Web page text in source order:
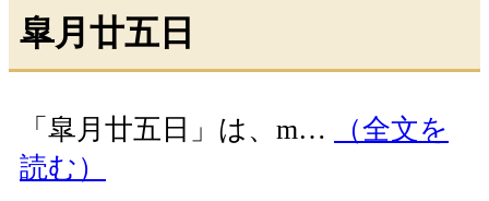
皐月廿五日
「皐月廿五日」は、m…
（全文を
読む）